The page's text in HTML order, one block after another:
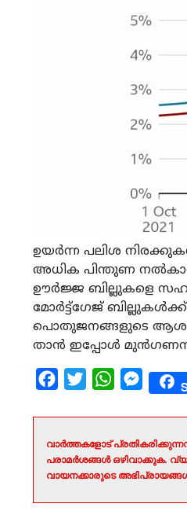
ഉയർന്ന പലിശ
അധിക പിന്തുണ നൽകാൻ
ഊർജ്ജ ബില്ലുകളെ
മോർട്ട്ഗേജ്
പൊതുജനങ്ങളുടെ ആശങ്ക
താൻ ഇപ്പോൾ
Facebook
Twitter WhatsApp
വാർത്തകളോട്
പരാമർശങ്ങൾ ഒഴിവാക്കുക.
വായനക്കാരുടെ